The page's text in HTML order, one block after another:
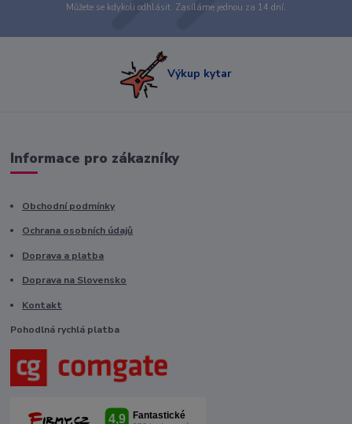
Můžete se kdykoli odhlásit. Zasíláme jednou za 14 dní.
Výkup kytar
Informace pro zákazníky
Obchodní podmínky
Ochrana osobních údajů
Doprava a platba
Doprava na Slovensko
Kontakt
Pohodlná rychlá platba